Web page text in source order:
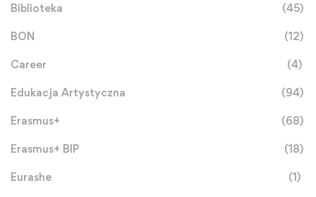
Biblioteka (45)
BON (12)
Career (4)
Edukacja Artystyczna (94)
Erasmus+ (68)
Erasmus+ BIP (18)
Eurashe (1)